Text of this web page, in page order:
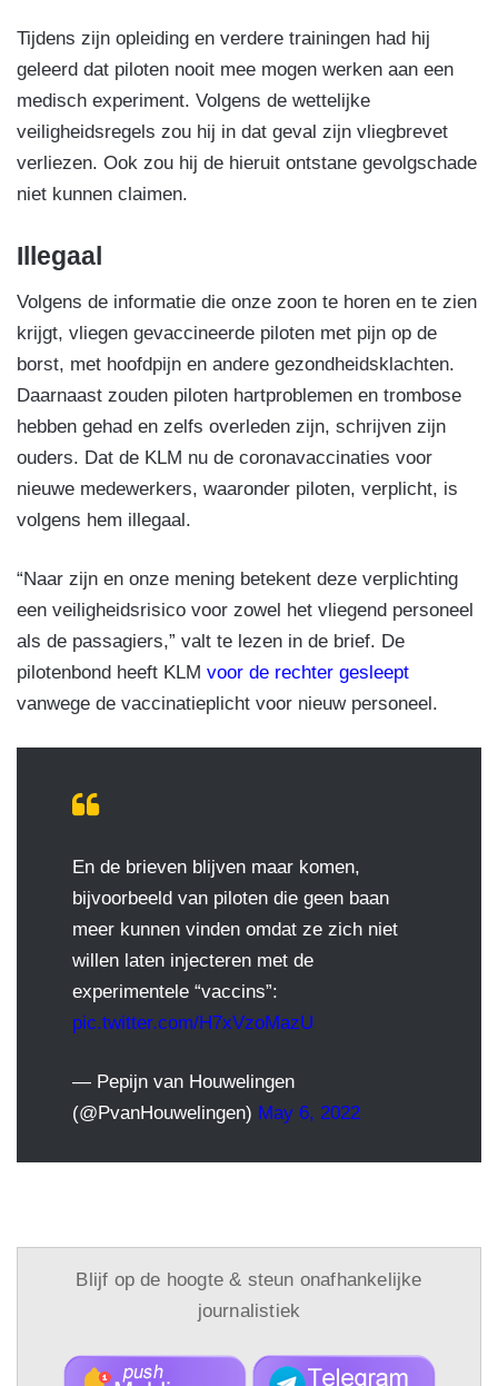
Tijdens zijn opleiding en verdere trainingen had hij
geleerd dat piloten nooit mee mogen werken aan een
medisch experiment. Volgens de wettelijke
veiligheidsregels zou hij in dat geval zijn vliegbrevet
verliezen. Ook zou hij de hieruit ontstane gevolgschade
niet kunnen claimen.
Illegaal
Volgens de informatie die onze zoon te horen en te zien
krijgt, vliegen gevaccineerde piloten met pijn op de
borst, met hoofdpijn en andere gezondheidsklachten.
Daarnaast zouden piloten hartproblemen en trombose
hebben gehad en zelfs overleden zijn, schrijven zijn
ouders. Dat de KLM nu de coronavaccinaties voor
nieuwe medewerkers, waaronder piloten, verplicht, is
volgens hem illegaal.
“Naar zijn en onze mening betekent deze verplichting
een veiligheidsrisico voor zowel het vliegend personeel
als de passagiers,” valt te lezen in de brief. De
pilotenbond heeft KLM voor de rechter gesleept
vanwege de vaccinatieplicht voor nieuw personeel.
En de brieven blijven maar komen,
bijvoorbeeld van piloten die geen baan
meer kunnen vinden omdat ze zich niet
willen laten injecteren met de
experimentele “vaccins”:
pic.twitter.com/H7xVzoMazU
— Pepijn van Houwelingen
(@PvanHouwelingen) May 6, 2022
Blijf op de hoogte & steun onafhankelijke
journalistiek